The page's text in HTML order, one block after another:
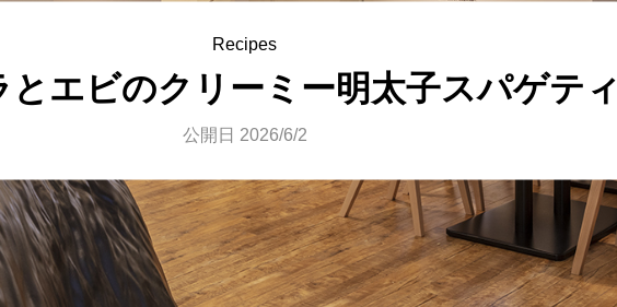
Recipes
とエビのクリーミー明太子スパゲティ
公開日 2026/6/2